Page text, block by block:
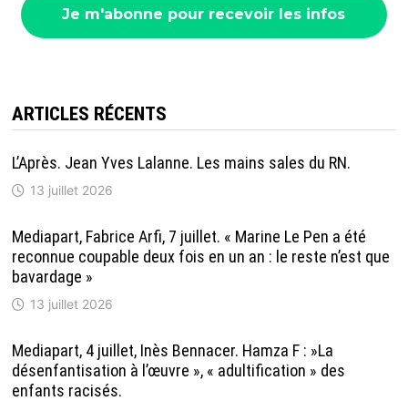
ARTICLES RÉCENTS
L’Après. Jean Yves Lalanne. Les mains sales du RN.
13 juillet 2026
Mediapart, Fabrice Arfi, 7 juillet. « Marine Le Pen a été
reconnue coupable deux fois en un an : le reste n’est que
bavardage »
13 juillet 2026
Mediapart, 4 juillet, Inès Bennacer. Hamza F : »La
désenfantisation à l’œuvre », « adultification » des
enfants racisés.